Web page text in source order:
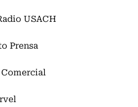
USACH
Prensa